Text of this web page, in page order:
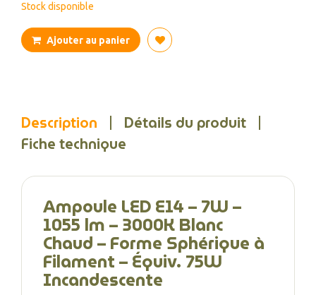
Stock disponible
Ajouter au panier
Description
Détails du produit
Fiche technique
Ampoule LED E14 – 7W –
1055 lm – 3000K Blanc
Chaud – Forme Sphérique à
Filament – Équiv. 75W
Incandescente